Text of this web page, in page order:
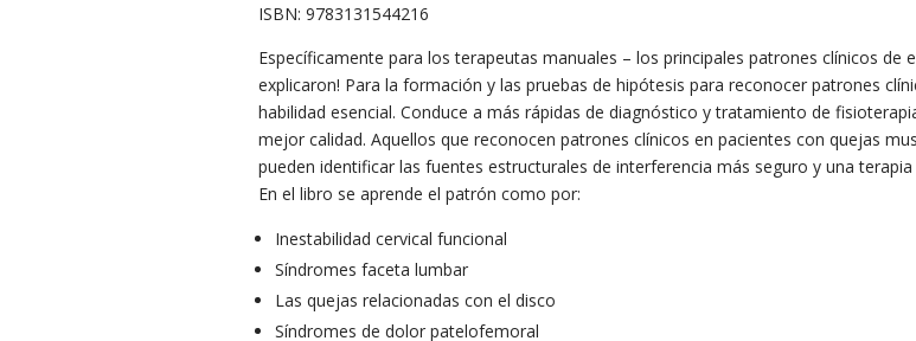
ISBN: 9783131544216
Específicamente para los terapeutas manuales – los principales patrones clínicos de
explicaron! Para la formación y las pruebas de hipótesis para reconocer patrones
habilidad esencial. Conduce a más rápidas de diagnóstico y tratamiento de
mejor calidad. Aquellos que reconocen patrones clínicos en pacientes con quejas
pueden identificar las fuentes estructurales de interferencia más seguro y una
En el libro se aprende el patrón como por:
Inestabilidad cervical funcional
Síndromes faceta lumbar
Las quejas relacionadas con el disco
Síndromes de dolor patelofemoral